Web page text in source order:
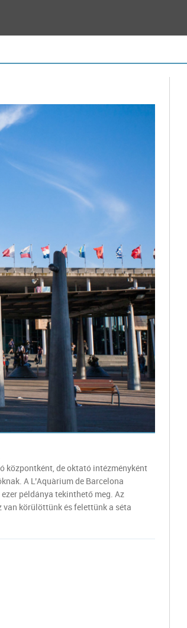
központként, de oktató intézményként
A L’Aquàrium de Barcelona
példánya tekinthető meg. Az
körülöttünk és felettünk a séta